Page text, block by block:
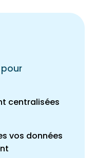
centralisées
vos données